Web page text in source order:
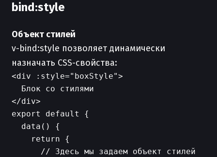
bind:style
Объект стилей
v-bind:style позволяет динамически
назначать CSS-свойства:
<div :style="boxStyle">
  Блок со стилями
export default {
  data() {
    return {
      // Здесь мы задаем объект стилей